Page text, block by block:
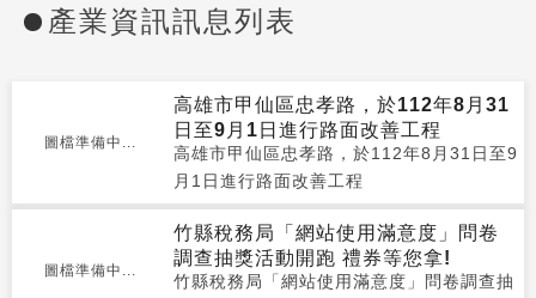
產業資訊訊息列表
圖檔準備中...
高雄市甲仙區忠孝路，於112年8月31
日至9月1日進行路面改善工程
高雄市甲仙區忠孝路，於112年8月31日至9
月1日進行路面改善工程
圖檔準備中...
竹縣稅務局「網站使用滿意度」問卷
調查抽獎活動開跑 禮券等您拿!
竹縣稅務局「網站使用滿意度」問卷調查抽